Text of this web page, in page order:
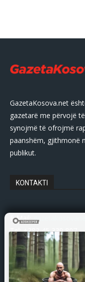
GazetaKosova.net
gazetarë me përvojë
synojmë të ofrojmë
paanshëm, gjithmonë
publikut.
KONTAKTI
E-Mail:
Tel: +383 45 339 807